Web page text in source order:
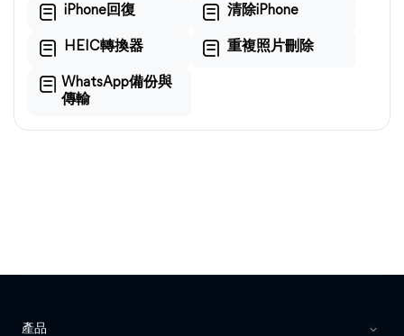
iPhone回復 清除iPhone
HEIC轉換器 重複照片刪除
WhatsApp備份與
傳輸
產品